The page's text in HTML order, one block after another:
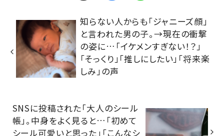
知らない人からも「ジャニーズ顔」
と言われた男の子。→現在の衝撃
の姿に…「イケメンすぎない！？」
「そっくり」「推しにしたい」「将来楽
しみ」の声
SNSに投稿された「大人のシール
帳」。中身をよく見ると…「初めて
シール可愛いと思った」「こんなシ